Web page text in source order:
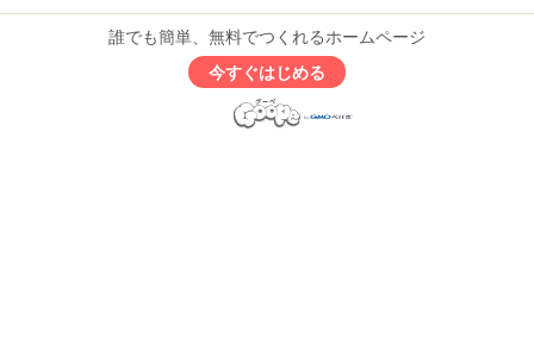
誰でも簡単、無料でつくれるホームページ
今すぐはじめる